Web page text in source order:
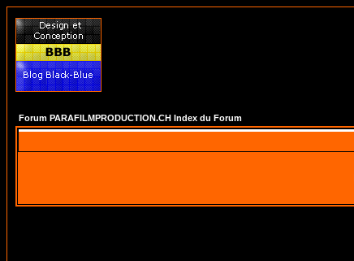
Forum PARAFILMPRODUCTION.CH Index du Forum